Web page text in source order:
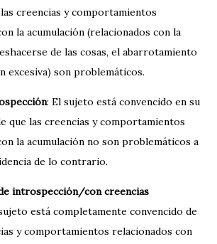
creencias y comportamientos
la acumulación (relacionados con la
de las cosas, el abarrotamiento
excesiva) son problemáticos.
: El sujeto está convencido en su
que las creencias y comportamientos
la acumulación no son problemáticos a
de lo contrario.
introspección/con creencias
está completamente convencido de
y comportamientos relacionados con